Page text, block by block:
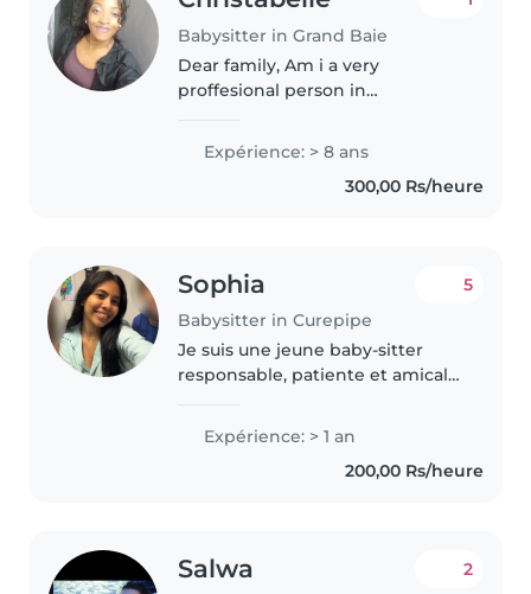
Babysitter in Grand Baie
Dear family, Am i a very
proffesional person in
myself, having experiences in
children care "having two kids
Expérience: > 8 ans
300,00 Rs/heure
Sophia
Babysitter in Curepipe
5
Je suis une jeune baby-sitter
responsable, patiente et amicale,
français. Avec une année
d'expérience, je m'occupe avec
plaisir des tout-petits, des
Expérience: > 1 an
200,00 Rs/heure
Salwa 2